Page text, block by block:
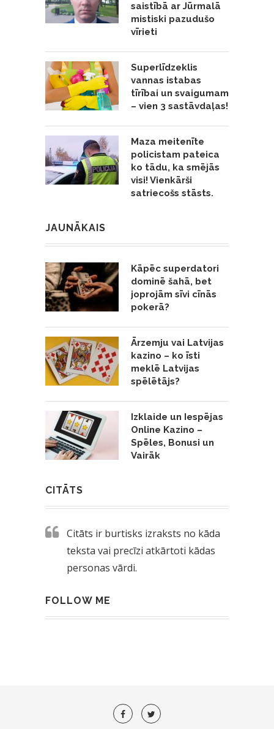
saistībā ar Jūrmalā
mistiski pazudušo
vīrieti
Superlīdzeklis
vannas istabas
tīrībai un svaigumam
– vien 3 sastāvdaļas!
Maza meitenīte
policistam pateica
ko tādu, ka smējās
visi! Vienkārši
satriecošs stāsts.
JAUNĀKAIS
Kāpēc superdatori
dominē šahā, bet
joprojām sīvi cīnās
pokerā?
Ārzemju vai Latvijas
kazino – ko īsti
meklē Latvijas
spēlētājs?
Izklaide un Iespējas
Online Kazino –
Spēles, Bonusi un
Vairāk
CITĀTS
Citāts ir burtisks izraksts no kāda
teksta vai precīzi atkārtoti kādas
personas vārdi.
FOLLOW ME